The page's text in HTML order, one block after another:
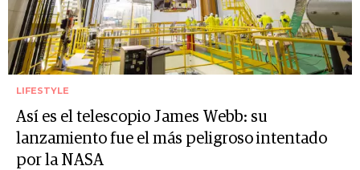
LIFESTYLE
Así es el telescopio James Webb: su
lanzamiento fue el más peligroso intentado
por la NASA